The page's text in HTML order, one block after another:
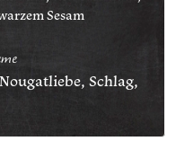
Sesam
Schlag,